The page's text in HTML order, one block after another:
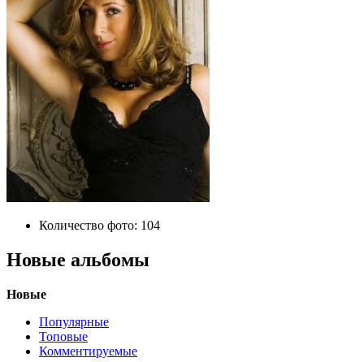
Количество фото: 104
Новые альбомы
Новые
Популярные
Топовые
Комментируемые